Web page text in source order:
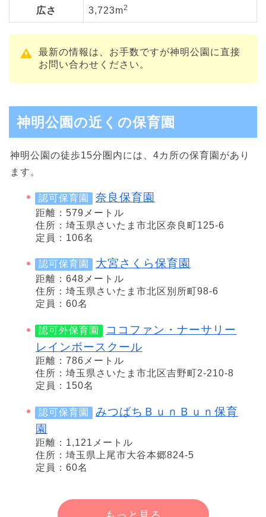
広さ 3,723m2
最新の情報は、お手数ですが神明公園に直接
お問い合わせください。
神明公園の近くの保育園
神明公園の徒歩15分圏内には、4カ所の保育園があり
ます。
認可保育園 奈良保育園
距離：579メートル
住所：埼玉県さいたま市北区奈良町125-6
定員：106名
認可保育園 大宮さくら保育園
距離：648メートル
住所：埼玉県さいたま市北区別所町98-6
定員：60名
認可外保育園
ココファン・ナーサリー
レインボースクール
距離：786メートル
住所：埼玉県さいたま市北区吉野町2-210-8
定員：150名
認可保育園
みつばちＢｕｎＢｕｎ保育
園
距離：1,121メートル
住所：埼玉県上尾市大谷本郷824-5
定員：60名